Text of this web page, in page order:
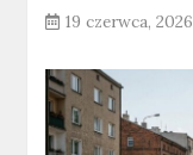
19 czerwca, 2026